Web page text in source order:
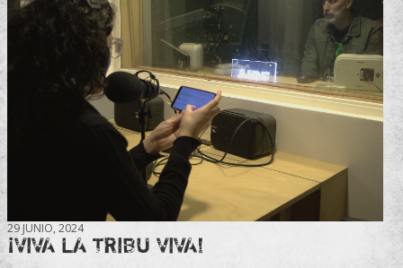
29 JUNIO, 2024
¡VIVA LA TRIBU VIVA!